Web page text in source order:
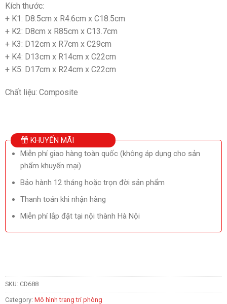
Kích thước:
+ K1: D8.5cm x R4.6cm x C18.5cm
+ K2: D8cm x R85cm x C13.7cm
+ K3: D12cm x R7cm x C29cm
+ K4: D13cm x R14cm x C22cm
+ K5: D17cm x R24cm x C22cm
Chất liệu: Composite
KHUYẾN MÃI
Miễn phí giao hàng toàn quốc (không áp dụng cho sản
phẩm khuyến mại)
Bảo hành 12 tháng hoặc trọn đời sản phẩm
Thanh toán khi nhận hàng
Miễn phí lắp đặt tại nội thành Hà Nội
SKU: CD688
Category: Mô hình trang trí phòng